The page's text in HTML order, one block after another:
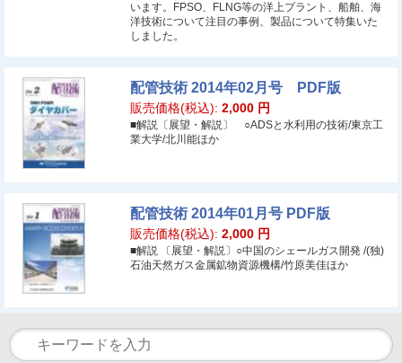
います。FPSO、FLNG等の洋上プラント、船舶、海
洋技術について注目の事例、製品について特集いた
しました。
配管技術 2014年02月号 PDF版
販売価格(税込): 2,000 円
■解説〔展望・解説〕 ○ADSと水利用の技術/東京工
業大学/北川能ほか
配管技術 2014年01月号 PDF版
販売価格(税込): 2,000 円
■解説 〔展望・解説〕○中国のシェールガス開発 /(独)
石油天然ガス金属鉱物資源機構/竹原美佳ほか